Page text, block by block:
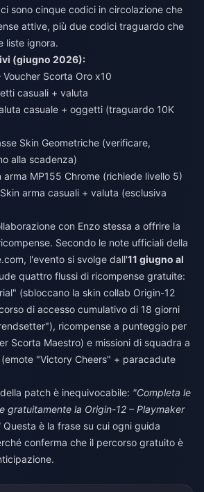
sono cinque codici in circolazione che
attive, più due codici traguardo che
liste ignora.
(giugno 2026):
Scorta Oro x10
casuali + valuta
casuale + oggetti (traguardo 10K
Skin Geometriche (verificare,
alla scadenza)
MP155 Chrome (richiede livello 5)
arma casuali + valuta (esclusiva
con Enzo stessa a offrire la
Secondo le note ufficiali della
l'evento si svolge dall'11 giugno al
quattro flussi di ricompense gratuite:
(sbloccano la skin collab Origin-12
di accesso cumulativo di 18 giorni
ricompense a punteggio per
Scorta Maestro) e missioni di squadra a
"Victory Cheers" + paracadute
patch è inequivocabile: "Completa le
gratuitamente la Origin-12 – Playmaker
Questa è la frase su cui ogni guida
conferma che il percorso gratuito è